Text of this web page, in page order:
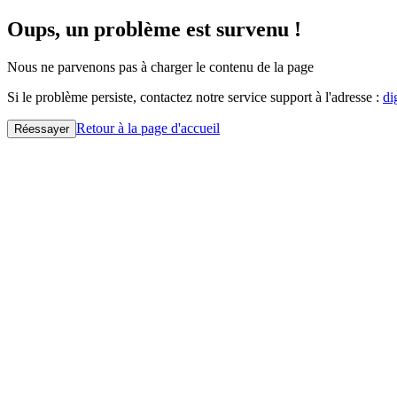
Oups, un problème est survenu !
Nous ne parvenons pas à charger le contenu de la page
Si le problème persiste, contactez notre service support à l'adresse :
Réessayer Retour à la page d'accueil